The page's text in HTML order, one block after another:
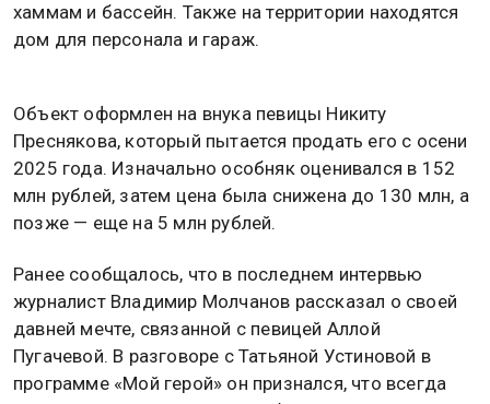
хаммам и бассейн. Также на территории находятся
дом для персонала и гараж.
Объект оформлен на внука певицы Никиту
Преснякова, который пытается продать его с осени
2025 года. Изначально особняк оценивался в 152
млн рублей, затем цена была снижена до 130 млн, а
позже — еще на 5 млн рублей.
Ранее сообщалось, что в последнем интервью
журналист Владимир Молчанов рассказал о своей
давней мечте, связанной с певицей Аллой
Пугачевой. В разговоре с Татьяной Устиновой в
программе «Мой герой» он признался, что всегда